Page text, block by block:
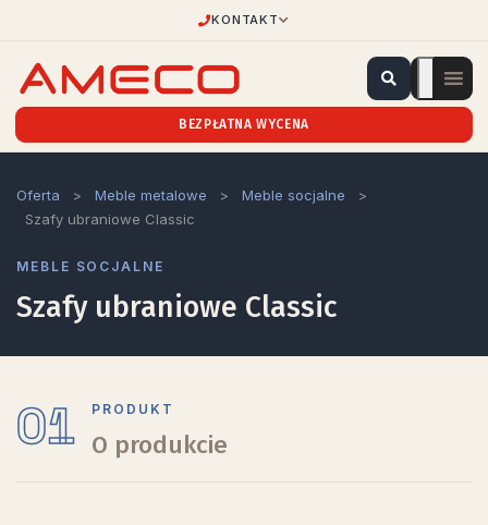
KONTAKT
BEZPŁATNA WYCENA
Oferta > Meble metalowe > Meble socjalne
>
Szafy ubraniowe Classic
MEBLE SOCJALNE
Szafy ubraniowe Classic
01 PRODUKT
O produkcie